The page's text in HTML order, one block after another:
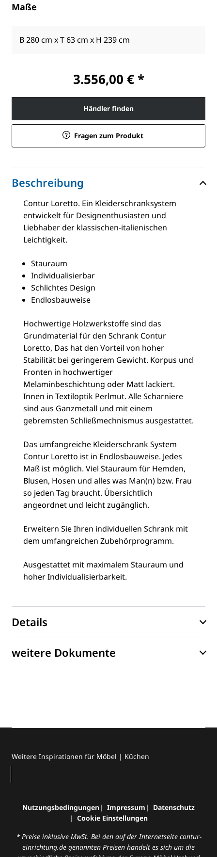
Maße
B 280 cm x T 63 cm x H 239 cm
3.556,00 € *
Händler finden
Fragen zum Produkt
Beschreibung
Contur Loretto. Ein Kleiderschranksystem
entwickelt für Designenthusiasten und
Liebhaber der klassischen-italienischen
Leichtigkeit.
Stauraum
Individualisierbar
Schlichtes Design
Endlosbauweise
Hochwertige Holzwerkstoffe sind das
Grundmaterial für den Schrank Contur
Loretto, Das hat den Vorteil von hoher
Stabilität bei geringerem Gewicht. Korpus und
Fronten in hochwertiger
Melaminbeschichtung oder Matt lackiert.
Innen in Textiloptik Perlmut. Alle Scharniere
sind aus Ganzmetall und mit einem
gebremsten Schließmechnismus ausgestattet.
Das umfangreiche Kleiderschrank System
Contur Loretto ist in Endlosbauweise. Jedes
Maß ist möglich. Viel Stauraum für Hemden,
Blusen, Hosen und alles was Man(n) bzw. Frau
so jeden Tag braucht. Übersichtlich
angeordnet und leicht zugänglich.
Erweitern Sie Ihren individuellen Schrank mit
dem umfangreichen Zubehörprogramm.
Ausgestattet mit maximalem Stauraum und
hoher Individualisierbarkeit.
Details
weitere Dokumente
Weitere Inspirationen für Möbel | Küchen
Nutzungsbedingungen Impressum
Datenschutz
Cookie Einstellungen
* Preise inklusive MwSt. Bei den auf der Internetseite contur-
einrichtung.de genannten Preisen handelt es sich um die